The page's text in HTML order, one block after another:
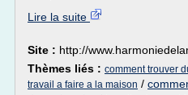
Lire la suite
Site : http://
Thèmes liés : comment trouver
travail a faire a la maison /